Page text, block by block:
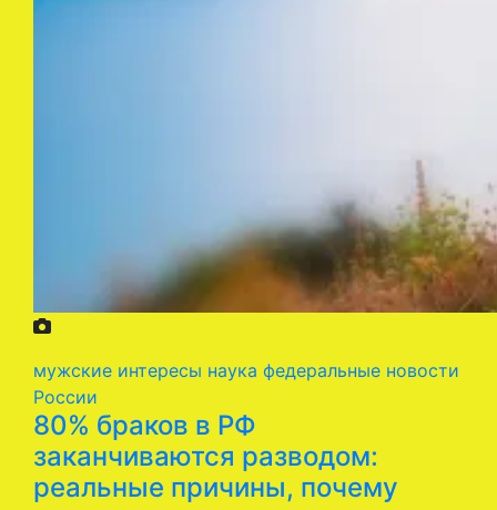
мужские интересы наука федеральные новости
России
80% браков в РФ
заканчиваются разводом:
реальные причины, почему